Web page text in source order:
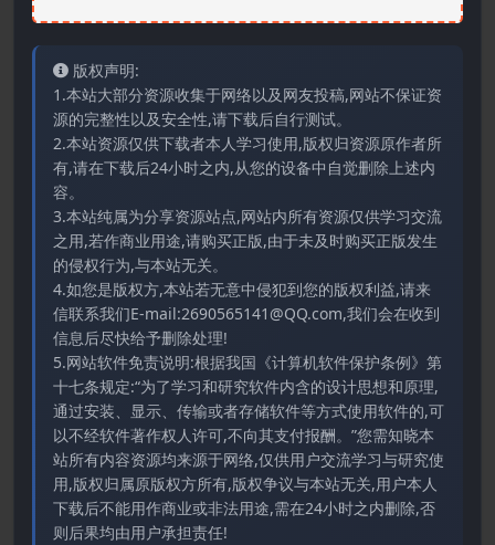
版权声明:
1.本站大部分资源收集于网络以及网友投稿,网站不保证资
源的完整性以及安全性,请下载后自行测试。
2.本站资源仅供下载者本人学习使用,版权归资源原作者所
有,请在下载后24小时之内,从您的设备中自觉删除上述内
容。
3.本站纯属为分享资源站点,网站内所有资源仅供学习交流
之用,若作商业用途,请购买正版,由于未及时购买正版发生
的侵权行为,与本站无关。
4.如您是版权方,本站若无意中侵犯到您的版权利益,请来
信联系我们E-mail:2690565141@QQ.com,我们会在收到
信息后尽快给予删除处理!
5.网站软件免责说明:根据我国《计算机软件保护条例》第
十七条规定:“为了学习和研究软件内含的设计思想和原理,
通过安装、显示、传输或者存储软件等方式使用软件的,可
以不经软件著作权人许可,不向其支付报酬。”您需知晓本
站所有内容资源均来源于网络,仅供用户交流学习与研究使
用,版权归属原版权方所有,版权争议与本站无关,用户本人
下载后不能用作商业或非法用途,需在24小时之内删除,否
则后果均由用户承担责任!